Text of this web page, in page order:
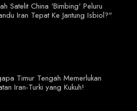
Satelit China 'Bimbing' Peluru
Iran Tepat Ke Jantung Isbiol?"
Timur Tengah Memerlukan
Iran-Turki yang Kukuh!